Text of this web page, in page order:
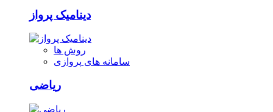
دینامیک پرواز
روش ها
سامانه های پروازی
ریاضی